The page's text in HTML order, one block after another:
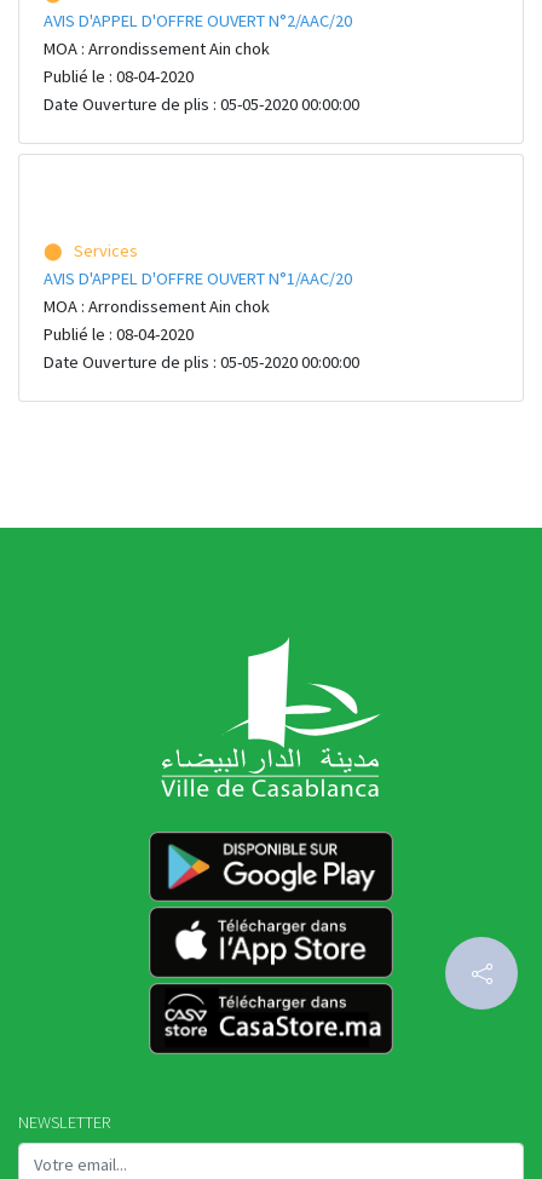
AVIS D'APPEL D'OFFRE OUVERT N°2/AAC/20
MOA : Arrondissement Ain chok
Publié le : 08-04-2020
Date Ouverture de plis : 05-05-2020 00:00:00
⬤ Services
AVIS D'APPEL D'OFFRE OUVERT N°1/AAC/20
MOA : Arrondissement Ain chok
Publié le : 08-04-2020
Date Ouverture de plis : 05-05-2020 00:00:00
NEWSLETTER